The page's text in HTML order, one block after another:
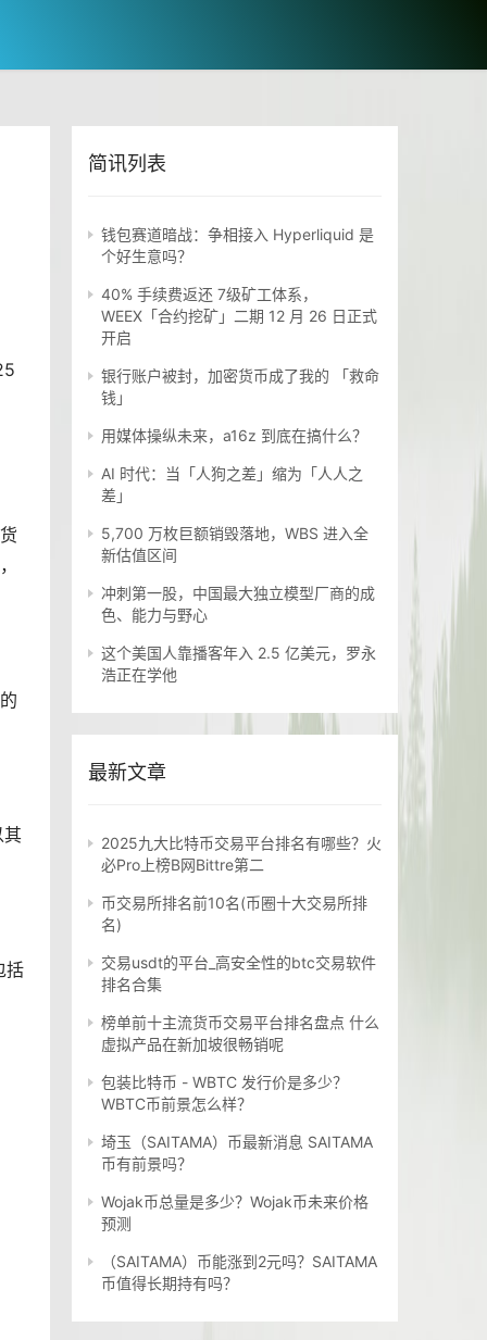
其
括
简讯列表
钱包赛道暗战：争相接入 Hyperliquid 是
个好生意吗？
40% 手续费返还 7级矿工体系，
WEEX「合约挖矿」二期 12 月 26 日正式
开启
银行账户被封，加密货币成了我的 「救命
钱」
用媒体操纵未来，a16z 到底在搞什么？
AI 时代：当「人狗之差」缩为「人人之
差」
5,700 万枚巨额销毁落地，WBS 进入全
新估值区间
冲刺第一股，中国最大独立模型厂商的成
色、能力与野心
这个美国人靠播客年入 2.5 亿美元，罗永
浩正在学他
最新文章
2025九大比特币交易平台排名有哪些？火
必Pro上榜B网Bittre第二
币交易所排名前10名(币圈十大交易所排
名)
交易usdt的平台_高安全性的btc交易软件
排名合集
榜单前十主流货币交易平台排名盘点 什么
虚拟产品在新加坡很畅销呢
包装比特币 - WBTC 发行价是多少？
WBTC币前景怎么样？
埼玉（SAITAMA）币最新消息 SAITAMA
币有前景吗？
Wojak币总量是多少？Wojak币未来价格
预测
（SAITAMA）币能涨到2元吗？SAITAMA
币值得长期持有吗？